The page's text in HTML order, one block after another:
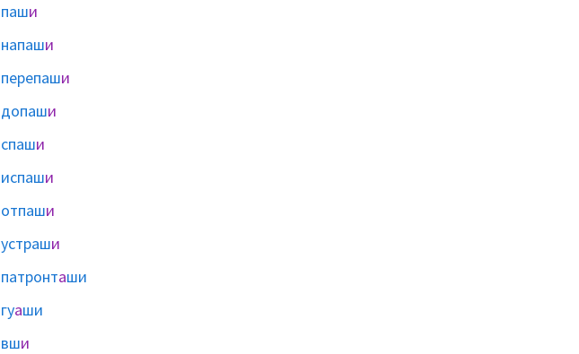
паши
напаши
перепаши
допаши
спаши
испаши
отпаши
устраши
патронташи
гуаши
вши